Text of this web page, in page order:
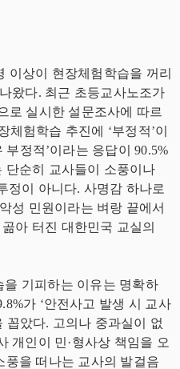
이상이 현장체험학습을 꺼리
왔다. 최근 초등교사노조가
로 실시한 설문조사에 따르
체험학습 추진에 ‘부정적’이
정적’이라는 응답이 90.5%
단순히 교사들이 소풍이나
정이 아니다. 사명감 하나로
성 민원이라는 벼랑 끝에서
아 터진 대한민국 교실의
을 기피하는 이유는 명확하
가 ‘안전사고 발생 시 교사
꼽았다. 고의나 중과실이 없
개인이 민·형사상 책임을 오
풍을 떠나는 교사의 발걸음